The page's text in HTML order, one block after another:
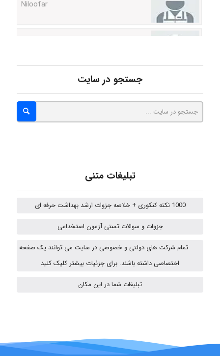
malekf
abolfazlkoshehe
جستجو در سایت
تبلیغات متنی
1000 نکته کنکوری + خلاصه جزوات ارشد بهداشت حرفه ای
جزوات و سوالات تستی آزمون استخدامی
تمام شرکت های دولتی و خصوصی در سایت می توانند یک صفحه
اختصاصی داشته باشند. برای جزئیات بیشتر کلیک کنید
تبلیغات شما در این مکان